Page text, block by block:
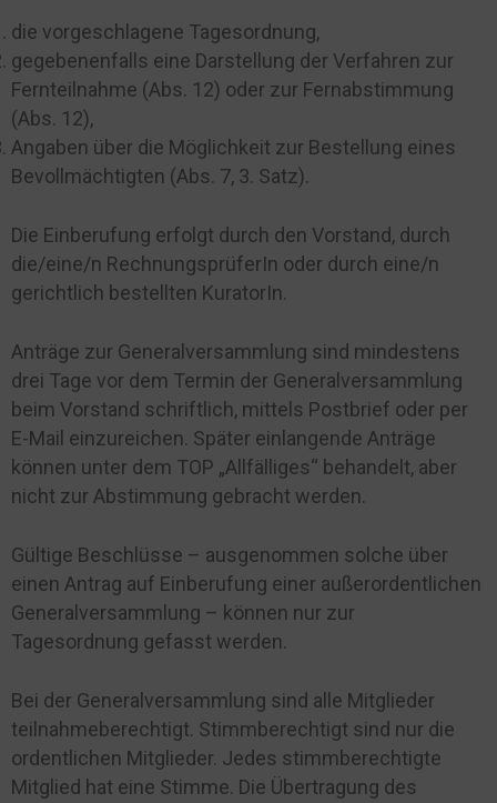
die vorgeschlagene Tagesordnung,
gegebenenfalls eine Darstellung der Verfahren zur
Fernteilnahme (Abs. 12) oder zur Fernabstimmung
(Abs. 12),
Angaben über die Möglichkeit zur Bestellung eines
Bevollmächtigten (Abs. 7, 3. Satz).
Die Einberufung erfolgt durch den Vorstand, durch
die/eine/n RechnungsprüferIn oder durch eine/n
gerichtlich bestellten KuratorIn.
Anträge zur Generalversammlung sind mindestens
drei Tage vor dem Termin der Generalversammlung
beim Vorstand schriftlich, mittels Postbrief oder per
E-Mail einzureichen. Später einlangende Anträge
können unter dem TOP „Allfälliges“ behandelt, aber
nicht zur Abstimmung gebracht werden.
Gültige Beschlüsse – ausgenommen solche über
einen Antrag auf Einberufung einer außerordentlichen
Generalversammlung – können nur zur
Tagesordnung gefasst werden.
Bei der Generalversammlung sind alle Mitglieder
teilnahmeberechtigt. Stimmberechtigt sind nur die
ordentlichen Mitglieder. Jedes stimmberechtigte
Mitglied hat eine Stimme. Die Übertragung des